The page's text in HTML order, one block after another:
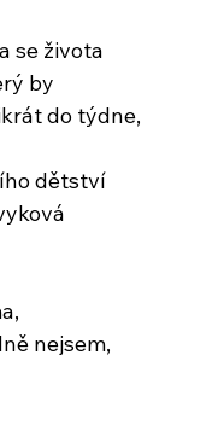
se života
by
do týdne,
dětství
nejsem,